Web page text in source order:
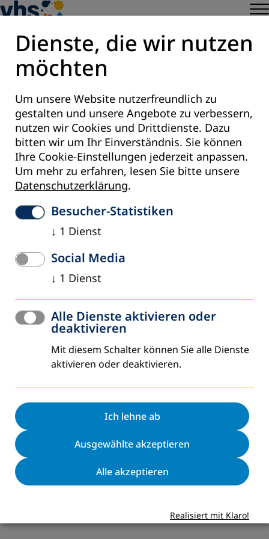
CAM
Voces mesoamericanas
Pronatura
UCI-RED
EDUCE
Cookie-Einstellungen
Dienste, die wir nutzen
möchten
Um unsere Website nutzerfreundlich zu
gestalten und unsere Angebote zu verbessern,
nutzen wir Cookies und Drittdienste. Dazu
bitten wir um Ihr Einverständnis. Sie können
Ihre Cookie-Einstellungen jederzeit anpassen.
Um mehr zu erfahren, lesen Sie bitte unsere
Datenschutzerklärung.
Besucher-Statistiken
↓ 1 Dienst
Social Media
↓ 1 Dienst
Alle Dienste aktivieren oder
deaktivieren
Mit diesem Schalter können Sie alle Dienste
aktivieren oder deaktivieren.
Ich lehne ab
Ausgewählte akzeptieren
Alle akzeptieren
Realisiert mit Klaro!